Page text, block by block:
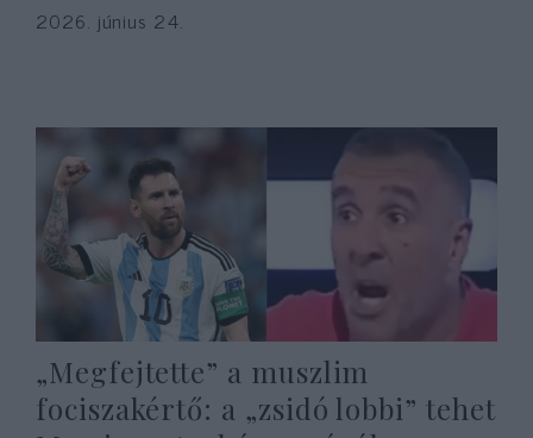
2026. június 24.
„Megfejtette” a muszlim
fociszakértő: a „zsidó lobbi” tehet